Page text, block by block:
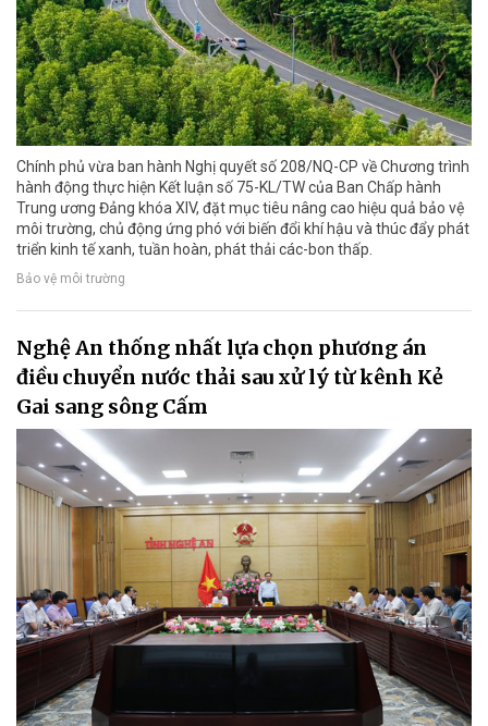
Chính phủ vừa ban hành Nghị quyết số 208/NQ-CP về Chương trình
hành động thực hiện Kết luận số 75-KL/TW của Ban Chấp hành
Trung ương Đảng khóa XIV, đặt mục tiêu nâng cao hiệu quả bảo vệ
môi trường, chủ động ứng phó với biến đổi khí hậu và thúc đẩy phát
triển kinh tế xanh, tuần hoàn, phát thải các-bon thấp.
Bảo vệ môi trường
Nghệ An thống nhất lựa chọn phương án
điều chuyển nước thải sau xử lý từ kênh Kẻ
Gai sang sông Cấm